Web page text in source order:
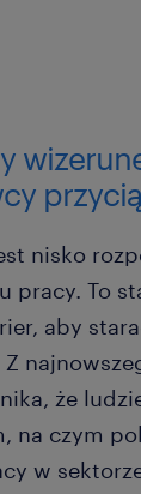
nisko
pracy. To
aby
że
na czym
w